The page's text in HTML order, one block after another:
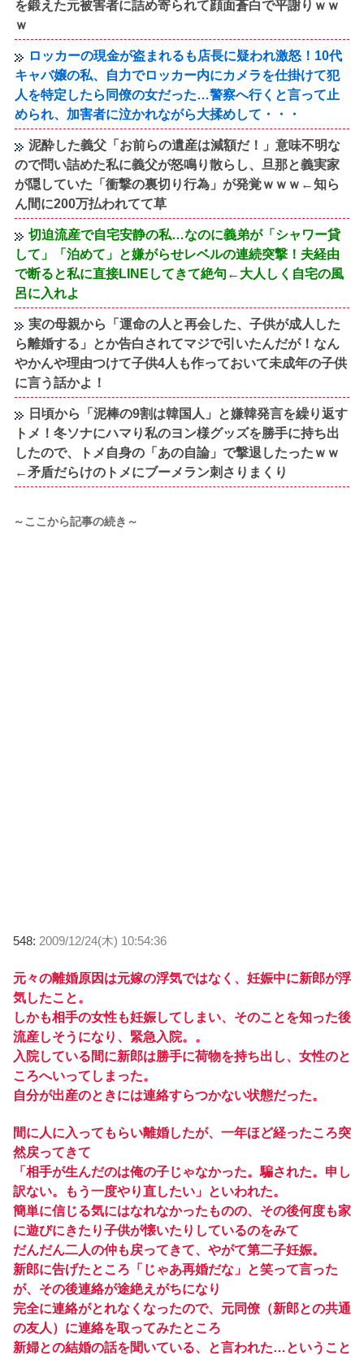
を鍛えた元被害者に詰め寄られて顔面蒼白で平謝りｗｗ
ｗ
ロッカーの現金が盗まれるも店長に疑われ激怒！10代
キャバ嬢の私、自力でロッカー内にカメラを仕掛けて犯
人を特定したら同僚の女だった…警察へ行くと言って止
められ、加害者に泣かれながら大揉めして・・・
泥酔した義父「お前らの遺産は減額だ！」意味不明な
ので問い詰めた私に義父が怒鳴り散らし、旦那と義実家
が隠していた「衝撃の裏切り行為」が発覚ｗｗｗ←知ら
ん間に200万払われてて草
切迫流産で自宅安静の私…なのに義弟が「シャワー貸
して」「泊めて」と嫌がらせレベルの連続突撃！夫経由
で断ると私に直接LINEしてきて絶句←大人しく自宅の風
呂に入れよ
実の母親から「運命の人と再会した、子供が成人した
ら離婚する」とか告白されてマジで引いたんだが！なん
やかんや理由つけて子供4人も作っておいて未成年の子供
に言う話かよ！
日頃から「泥棒の9割は韓国人」と嫌韓発言を繰り返す
トメ！冬ソナにハマり私のヨン様グッズを勝手に持ち出
したので、トメ自身の「あの自論」で撃退したったｗｗ
←矛盾だらけのトメにブーメラン刺さりまくり
～ここから記事の続き～
548: 2009/12/24(木) 10:54:36
元々の離婚原因は元嫁の浮気ではなく、妊娠中に新郎が浮
気したこと。
しかも相手の女性も妊娠してしまい、そのことを知った後
流産しそうになり、緊急入院。。
入院している間に新郎は勝手に荷物を持ち出し、女性のと
ころへいってしまった。
自分が出産のときには連絡すらつかない状態だった。
間に人に入ってもらい離婚したが、一年ほど経ったころ突
然戻ってきて
「相手が生んだのは俺の子じゃなかった。騙された。申し
訳ない。もう一度やり直したい」といわれた。
簡単に信じる気にはなれなかったものの、その後何度も家
に遊びにきたり子供が懐いたりしているのをみて
だんだん二人の仲も戻ってきて、やがて第二子妊娠。
新郎に告げたところ「じゃあ再婚だな」と笑って言った
が、その後連絡が途絶えがちになり
完全に連絡がとれなくなったので、元同僚（新郎との共通
の友人）に連絡を取ってみたところ
新婦との結婚の話を聞いている、と言われた…ということ